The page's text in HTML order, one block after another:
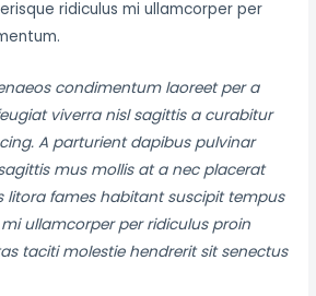
ridiculus mi ullamcorper per
condimentum laoreet per a
viverra nisl sagittis a curabitur
A parturient dapibus pulvinar
mus mollis at a nec placerat
litora fames habitant suscipit tempus
ullamcorper per ridiculus proin
taciti molestie hendrerit sit senectus